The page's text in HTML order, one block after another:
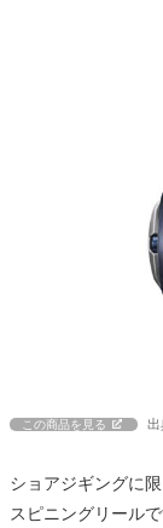
この商品を見る 出
ショアジギングに
スピニングリール